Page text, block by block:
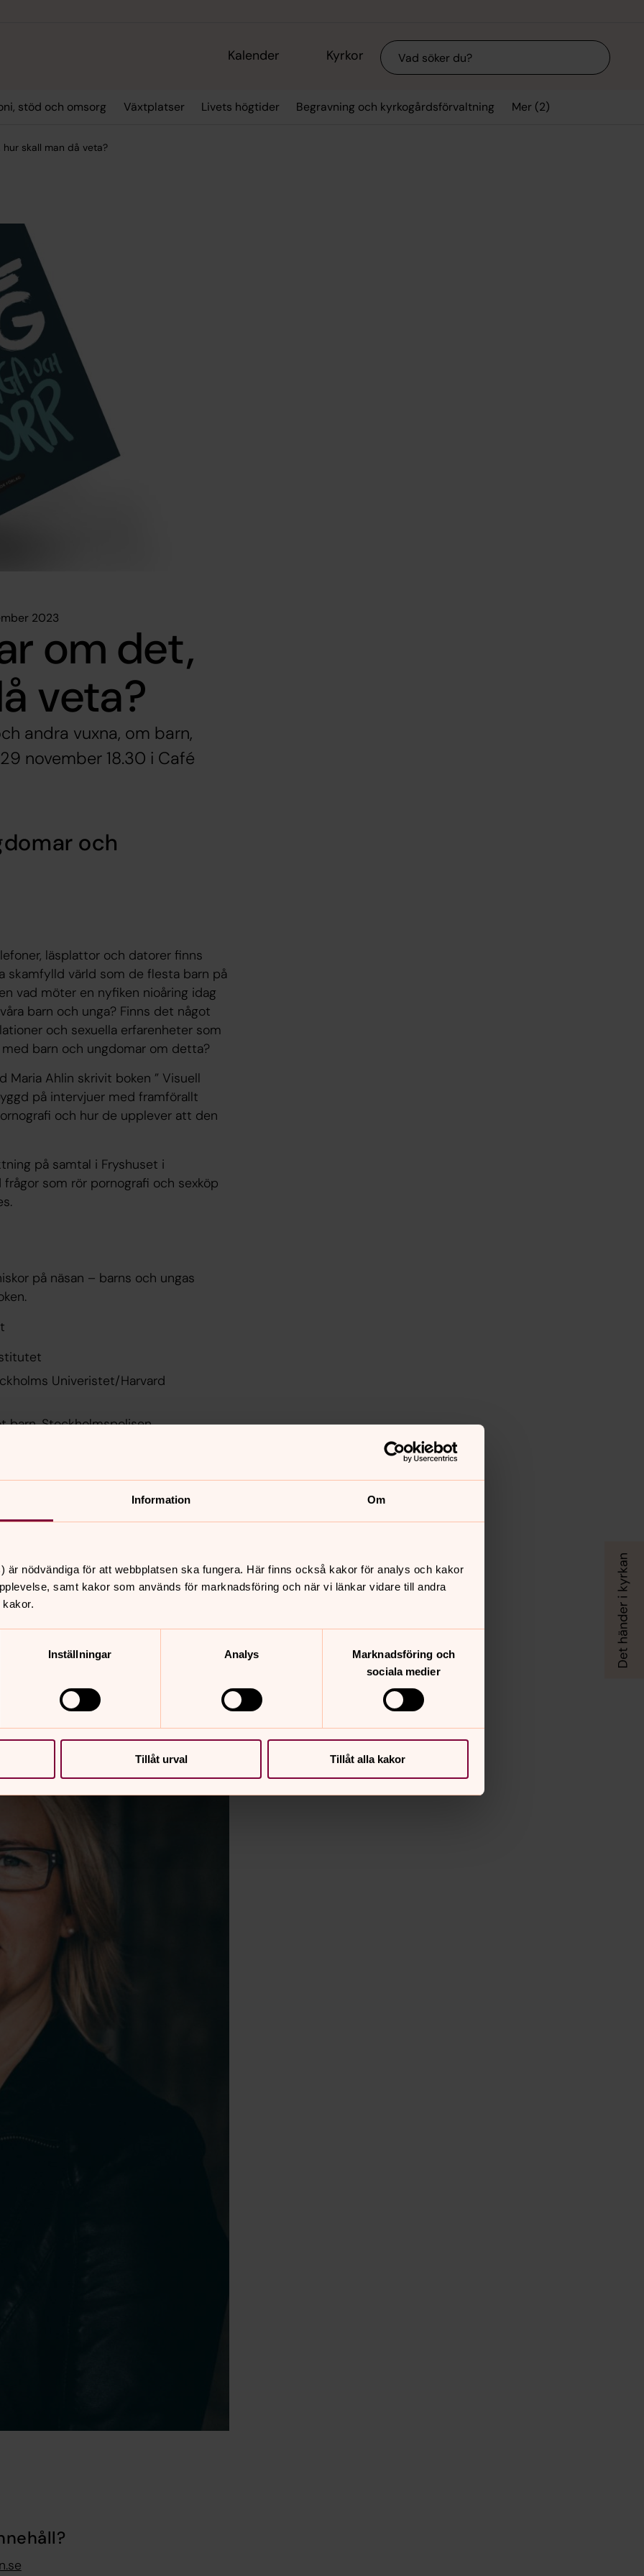
Information Om
är nödvändiga för att webbplatsen ska fungera. Här finns också kakor för analys och kakor
samt kakor som används för marknadsföring och när vi länkar vidare till andra
Inställningar Analys
Marknadsföring och
sociala medier
Tillåt urval Tillåt alla kakor
Kalender Kyrkor Sök
stöd och omsorg Växtplatser Livets högtider Begravning och kyrkogårdsförvaltning Mer (2)
skall man då veta?
2023
om det,
veta?
andra vuxna, om barn,
november 18.30 i Café
och
läsplattor och datorer finns
skamfylld värld som de flesta barn på
vad möter en nyfiken nioåring idag
barn och unga? Finns det något
och sexuella erfarenheter som
barn och ungdomar om detta?
Maria Ahlin skrivit boken ” Visuell
på intervjuer med framförallt
och hur de upplever att den
på samtal i Fryshuset i
som rör pornografi och sexköp
på näsan – barns och ungas
Univeristet/Harvard
barn, Stockholmspolisen
Universitet